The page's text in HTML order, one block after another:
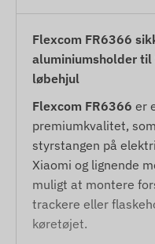
Flexcom FR6366
aluminiumsholder til
løbehjul
Flexcom FR6366 er
premiumkvalitet,
styrstangen på
Xiaomi og lignende
muligt at montere
trackere eller
køretøjet.